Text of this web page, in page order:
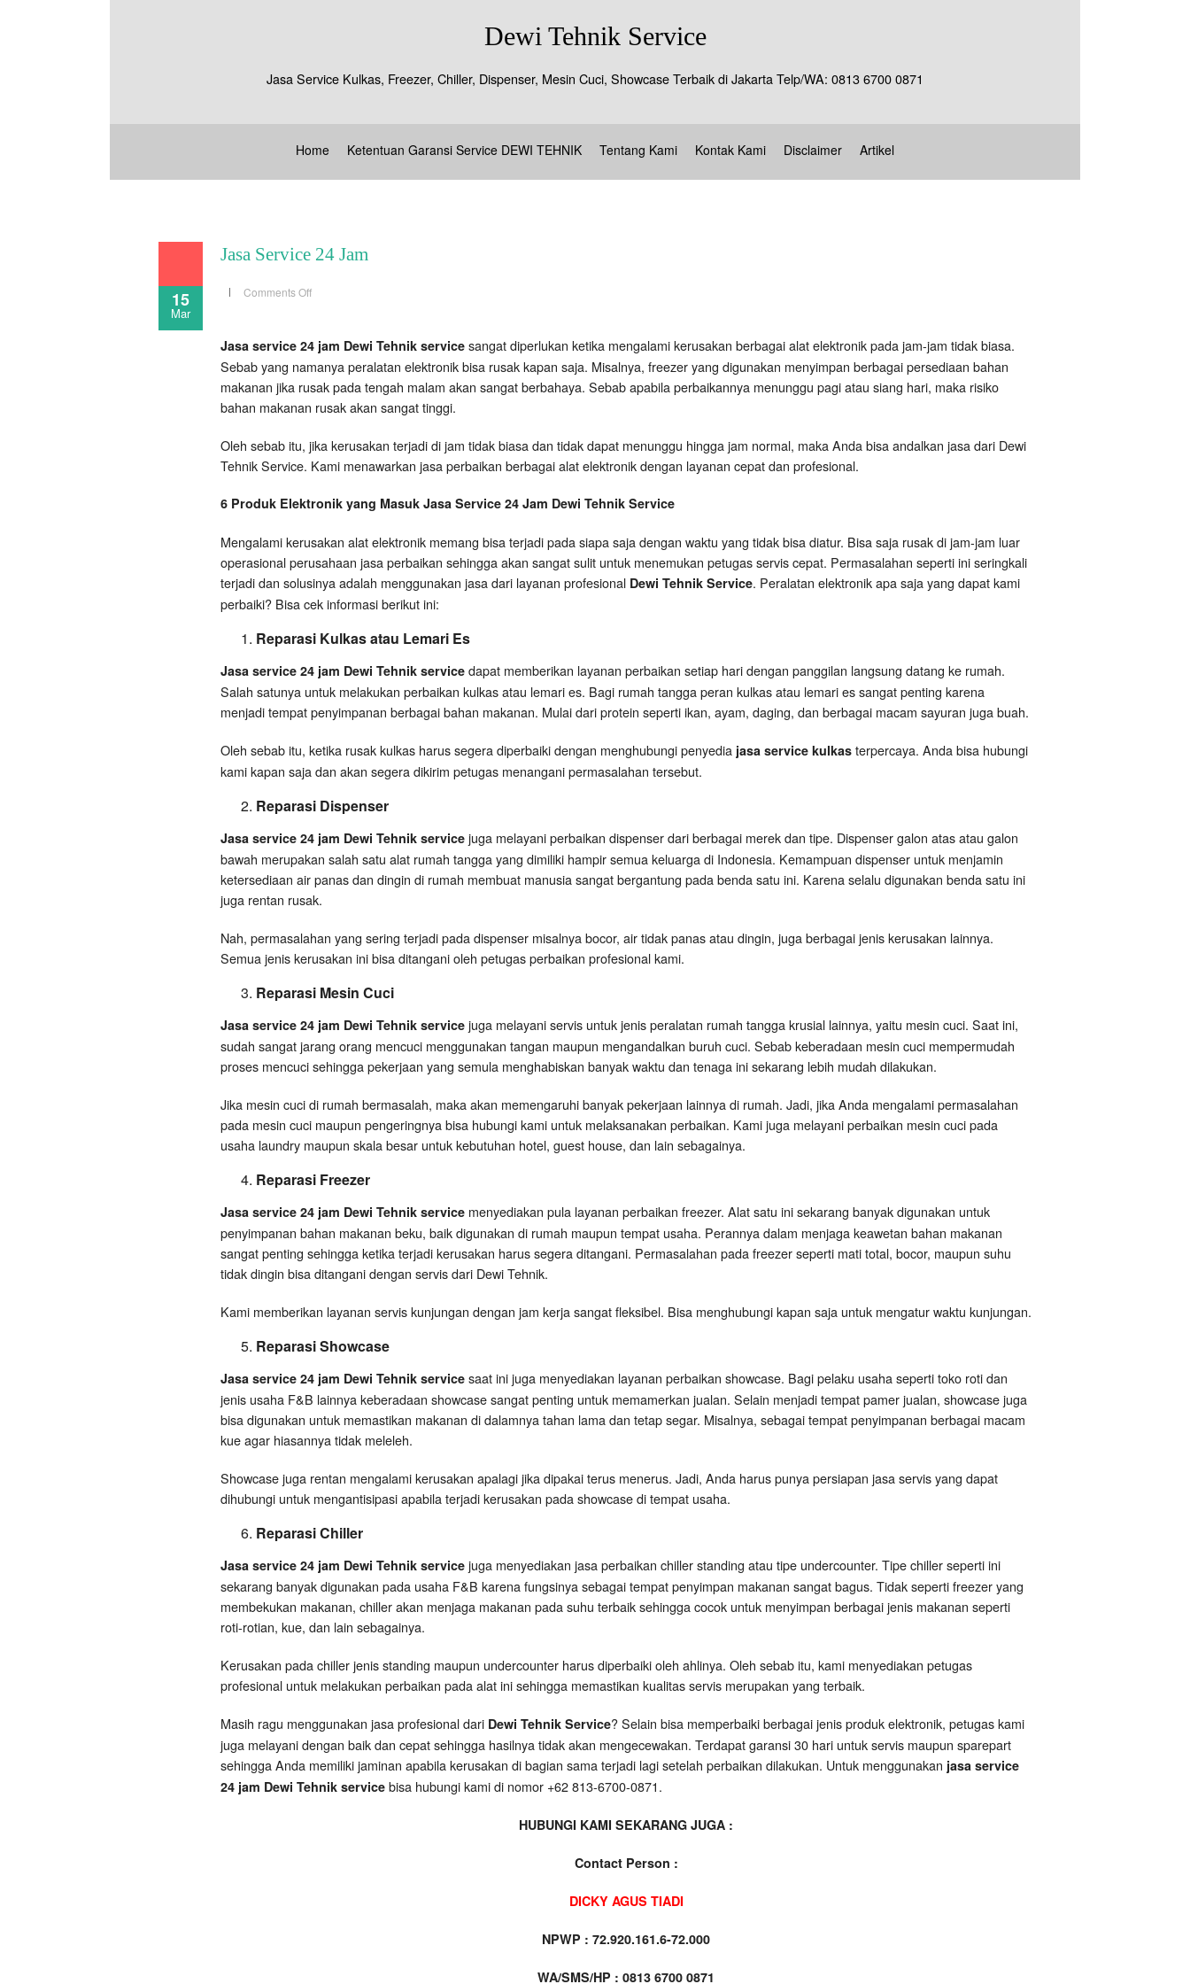
Dewi Tehnik Service
Jasa Service Kulkas, Freezer, Chiller, Dispenser, Mesin Cuci, Showcase Terbaik di Jakarta Telp/WA: 0813 6700 0871
Home Ketentuan Garansi Service DEWI TEHNIK Tentang Kami Kontak Kami Disclaimer Artikel
15
Mar
Jasa Service 24 Jam
Comments Offon
Jasa service 24 jam Dewi Tehnik service sangat diperlukan ketika mengalami kerusakan berbagai alat elektronik pada jam-jam tidak biasa.
Sebab yang namanya peralatan elektronik bisa rusak kapan saja. Misalnya, freezer yang digunakan menyimpan berbagai persediaan bahan
makanan jika rusak pada tengah malam akan sangat berbahaya. Sebab apabila perbaikannya menunggu pagi atau siang hari, maka risiko
bahan makanan rusak akan sangat tinggi.
Oleh sebab itu, jika kerusakan terjadi di jam tidak biasa dan tidak dapat menunggu hingga jam normal, maka Anda bisa andalkan jasa dari Dewi
Tehnik Service. Kami menawarkan jasa perbaikan berbagai alat elektronik dengan layanan cepat dan profesional.
6 Produk Elektronik yang Masuk Jasa Service 24 Jam Dewi Tehnik Service
Mengalami kerusakan alat elektronik memang bisa terjadi pada siapa saja dengan waktu yang tidak bisa diatur. Bisa saja rusak di jam-jam luar
operasional perusahaan jasa perbaikan sehingga akan sangat sulit untuk menemukan petugas servis cepat. Permasalahan seperti ini seringkali
terjadi dan solusinya adalah menggunakan jasa dari layanan profesional Dewi Tehnik Service. Peralatan elektronik apa saja yang dapat kami
perbaiki? Bisa cek informasi berikut ini:
Reparasi Kulkas atau Lemari Es
Jasa service 24 jam Dewi Tehnik service dapat memberikan layanan perbaikan setiap hari dengan panggilan langsung datang ke rumah.
Salah satunya untuk melakukan perbaikan kulkas atau lemari es. Bagi rumah tangga peran kulkas atau lemari es sangat penting karena
menjadi tempat penyimpanan berbagai bahan makanan. Mulai dari protein seperti ikan, ayam, daging, dan berbagai macam sayuran juga buah.
Oleh sebab itu, ketika rusak kulkas harus segera diperbaiki dengan menghubungi penyedia jasa service kulkas terpercaya. Anda bisa hubungi
kami kapan saja dan akan segera dikirim petugas menangani permasalahan tersebut.
Reparasi Dispenser
Jasa service 24 jam Dewi Tehnik service juga melayani perbaikan dispenser dari berbagai merek dan tipe. Dispenser galon atas atau galon
bawah merupakan salah satu alat rumah tangga yang dimiliki hampir semua keluarga di Indonesia. Kemampuan dispenser untuk menjamin
ketersediaan air panas dan dingin di rumah membuat manusia sangat bergantung pada benda satu ini. Karena selalu digunakan benda satu ini
juga rentan rusak.
Nah, permasalahan yang sering terjadi pada dispenser misalnya bocor, air tidak panas atau dingin, juga berbagai jenis kerusakan lainnya.
Semua jenis kerusakan ini bisa ditangani oleh petugas perbaikan profesional kami.
Reparasi Mesin Cuci
Jasa service 24 jam Dewi Tehnik service juga melayani servis untuk jenis peralatan rumah tangga krusial lainnya, yaitu mesin cuci. Saat ini,
sudah sangat jarang orang mencuci menggunakan tangan maupun mengandalkan buruh cuci. Sebab keberadaan mesin cuci mempermudah
proses mencuci sehingga pekerjaan yang semula menghabiskan banyak waktu dan tenaga ini sekarang lebih mudah dilakukan.
Jika mesin cuci di rumah bermasalah, maka akan memengaruhi banyak pekerjaan lainnya di rumah. Jadi, jika Anda mengalami permasalahan
pada mesin cuci maupun pengeringnya bisa hubungi kami untuk melaksanakan perbaikan. Kami juga melayani perbaikan mesin cuci pada
usaha laundry maupun skala besar untuk kebutuhan hotel, guest house, dan lain sebagainya.
Reparasi Freezer
Jasa service 24 jam Dewi Tehnik service menyediakan pula layanan perbaikan freezer. Alat satu ini sekarang banyak digunakan untuk
penyimpanan bahan makanan beku, baik digunakan di rumah maupun tempat usaha. Perannya dalam menjaga keawetan bahan makanan
sangat penting sehingga ketika terjadi kerusakan harus segera ditangani. Permasalahan pada freezer seperti mati total, bocor, maupun suhu
tidak dingin bisa ditangani dengan servis dari Dewi Tehnik.
Kami memberikan layanan servis kunjungan dengan jam kerja sangat fleksibel. Bisa menghubungi kapan saja untuk mengatur waktu kunjungan.
Reparasi Showcase
Jasa service 24 jam Dewi Tehnik service saat ini juga menyediakan layanan perbaikan showcase. Bagi pelaku usaha seperti toko roti dan
jenis usaha F&B lainnya keberadaan showcase sangat penting untuk memamerkan jualan. Selain menjadi tempat pamer jualan, showcase juga
bisa digunakan untuk memastikan makanan di dalamnya tahan lama dan tetap segar. Misalnya, sebagai tempat penyimpanan berbagai macam
kue agar hiasannya tidak meleleh.
Showcase juga rentan mengalami kerusakan apalagi jika dipakai terus menerus. Jadi, Anda harus punya persiapan jasa servis yang dapat
dihubungi untuk mengantisipasi apabila terjadi kerusakan pada showcase di tempat usaha.
Reparasi Chiller
Jasa service 24 jam Dewi Tehnik service juga menyediakan jasa perbaikan chiller standing atau tipe undercounter. Tipe chiller seperti ini
sekarang banyak digunakan pada usaha F&B karena fungsinya sebagai tempat penyimpan makanan sangat bagus. Tidak seperti freezer yang
membekukan makanan, chiller akan menjaga makanan pada suhu terbaik sehingga cocok untuk menyimpan berbagai jenis makanan seperti
roti-rotian, kue, dan lain sebagainya.
Kerusakan pada chiller jenis standing maupun undercounter harus diperbaiki oleh ahlinya. Oleh sebab itu, kami menyediakan petugas
profesional untuk melakukan perbaikan pada alat ini sehingga memastikan kualitas servis merupakan yang terbaik.
Masih ragu menggunakan jasa profesional dari Dewi Tehnik Service? Selain bisa memperbaiki berbagai jenis produk elektronik, petugas kami
juga melayani dengan baik dan cepat sehingga hasilnya tidak akan mengecewakan. Terdapat garansi 30 hari untuk servis maupun sparepart
sehingga Anda memiliki jaminan apabila kerusakan di bagian sama terjadi lagi setelah perbaikan dilakukan. Untuk menggunakan jasa service
24 jam Dewi Tehnik service bisa hubungi kami di nomor +62 813-6700-0871.
HUBUNGI KAMI SEKARANG JUGA :
Contact Person :
DICKY AGUS TIADI
NPWP : 72.920.161.6-72.000
WA/SMS/HP : 0813 6700 0871